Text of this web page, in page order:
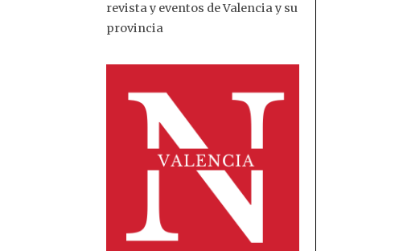
revista y eventos de Valencia y su
provincia